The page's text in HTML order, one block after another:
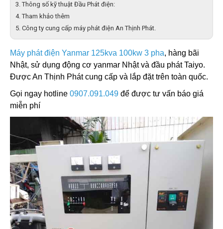
Thông số kỹ thuật Đầu Phát điện:
Tham khảo thêm
Công ty cung cấp máy phát điện An Thịnh Phát.
Máy phát điện Yanmar 125kva 100kw 3 pha, hàng bãi
Nhật, sử dụng động cơ yanmar Nhật và đầu phát Taiyo.
Được An Thịnh Phát cung cấp và lắp đặt trên toàn quốc.
Gọi ngay hotline 0907.091.049 để được tư vấn báo giá
miễn phí